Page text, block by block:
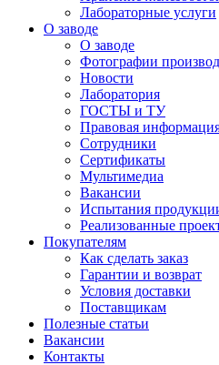
Лабораторные услуги
О заводе
О заводе
Фотографии
Новости
Лаборатория
ГОСТЫ и ТУ
Правовая
Сотрудники
Сертификаты
Мультимедиа
Вакансии
Испытания
Реализованные
Покупателям
Как сделать заказ
Гарантии и возврат
Условия доставки
Поставщикам
Полезные статьи
Вакансии
Контакты